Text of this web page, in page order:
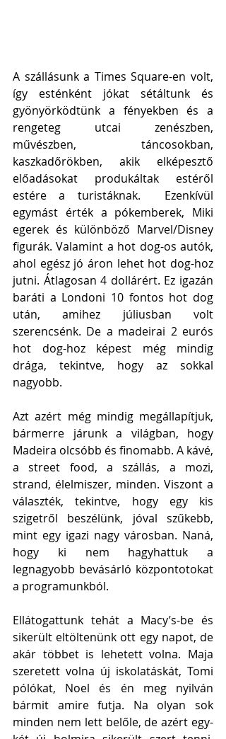
A szállásunk a Times Square-en volt,
így esténként jókat sétáltunk és
gyönyörködtünk a fényekben és a
rengeteg utcai zenészben,
művészben, táncosokban,
kaszkadőrökben, akik elképesztő
előadásokat produkáltak estéről
estére a turistáknak.  Ezenkívül
egymást érték a pókemberek, Miki
egerek és különböző Marvel/Disney
figurák. Valamint a hot dog-os autók,
ahol egész jó áron lehet hot dog-hoz
jutni. Átlagosan 4 dollárért. Ez igazán
baráti a Londoni 10 fontos hot dog
után, amihez júliusban volt
szerencsénk. De a madeirai 2 eurós
hot dog-hoz képest még mindig
drága, tekintve, hogy az sokkal
nagyobb.
Azt azért még mindig megállapítjuk,
bármerre járunk a világban, hogy
Madeira olcsóbb és finomabb. A kávé,
a street food, a szállás, a mozi,
strand, élelmiszer, minden. Viszont a
választék, tekintve, hogy egy kis
szigetről beszélünk, jóval szűkebb,
mint egy igazi nagy városban. Naná,
hogy ki nem hagyhattuk a
legnagyobb bevásárló központotokat
a programunkból.
Ellátogattunk tehát a Macy’s-be és
sikerült eltöltenünk ott egy napot, de
akár többet is lehetett volna. Maja
szeretett volna új iskolatáskát, Tomi
pólókat, Noel és én meg nyilván
bármit amire futja. Na olyan sok
minden nem lett belőle, de azért egy-